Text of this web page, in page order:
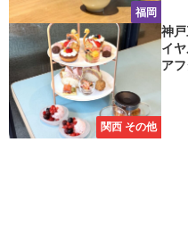
福岡
関西 その他
神
イ
ア